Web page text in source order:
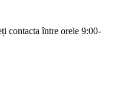
contacta între orele 9:00-